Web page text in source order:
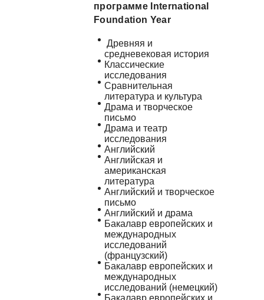
программе International
Foundation Year
Древняя и
средневековая история
Классические
исследования
Сравнительная
литература и культура
Драма и творческое
письмо
Драма и театр
исследования
Английский
Английская и
американская
литература
Английский и творческое
письмо
Английский и драма
Бакалавр европейских и
международных
исследований
(французский)
Бакалавр европейских и
международных
исследований (немецкий)
Бакалавр европейских и